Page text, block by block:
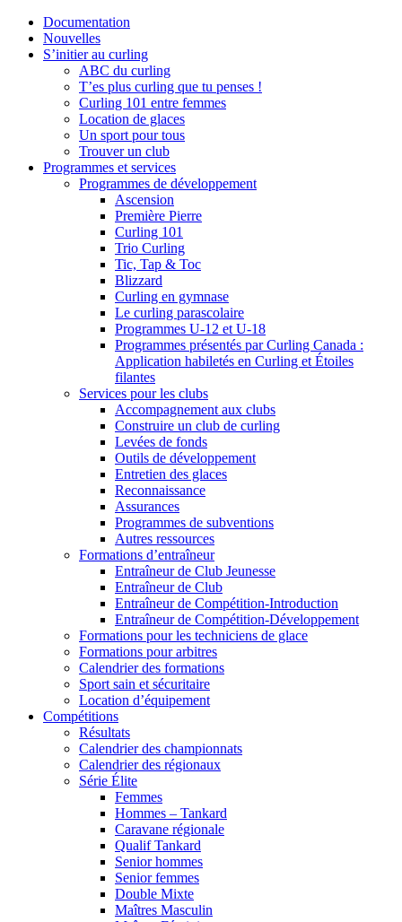
Documentation
Nouvelles
S’initier au curling
ABC du curling
T’es plus curling que tu penses !
Curling 101 entre femmes
Location de glaces
Un sport pour tous
Trouver un club
Programmes et services
Programmes de développement
Ascension
Première Pierre
Curling 101
Trio Curling
Tic, Tap & Toc
Blizzard
Curling en gymnase
Le curling parascolaire
Programmes U-12 et U-18
Programmes présentés par Curling Canada :
Application habiletés en Curling et Étoiles
filantes
Services pour les clubs
Accompagnement aux clubs
Construire un club de curling
Levées de fonds
Outils de développement
Entretien des glaces
Reconnaissance
Assurances
Programmes de subventions
Autres ressources
Formations d’entraîneur
Entraîneur de Club Jeunesse
Entraîneur de Club
Entraîneur de Compétition-Introduction
Entraîneur de Compétition-Développement
Formations pour les techniciens de glace
Formations pour arbitres
Calendrier des formations
Sport sain et sécuritaire
Location d’équipement
Compétitions
Résultats
Calendrier des championnats
Calendrier des régionaux
Série Élite
Femmes
Hommes – Tankard
Caravane régionale
Qualif Tankard
Senior hommes
Senior femmes
Double Mixte
Maîtres Masculin